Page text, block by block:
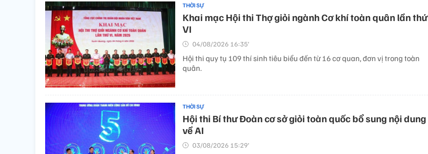
THỜI SỰ
Khai mạc Hội thi Thợ giỏi ngành Cơ khí toàn quân lần thứ
VI
04/08/2026 16:35’
Hội thi quy tụ 109 thí sinh tiêu biểu đến từ 16 cơ quan, đơn vị trong toàn
quân.
THỜI SỰ
Hội thi Bí thư Đoàn cơ sở giỏi toàn quốc bổ sung nội dung
về AI
03/08/2026 15:29’